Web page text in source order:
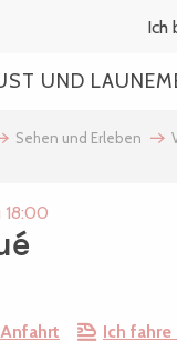
Ich
UND LAUNE
Sehen und Erleben
18:00
Anfahrt Ich